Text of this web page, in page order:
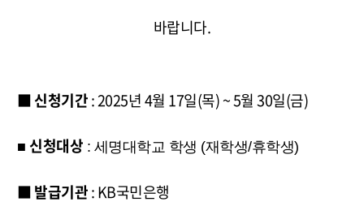
바랍니다.
■신청기간: 2025년 4월 17일(목) ~ 5월 30일(금)
■ 신청대상 : 세명대학교 학생 (재학생/휴학생)
■발급기관: KB국민은행